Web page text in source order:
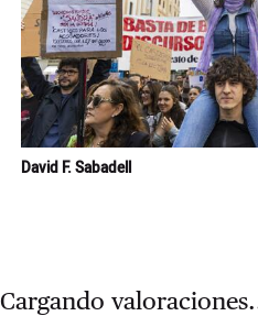
David F. Sabadell
Cargando